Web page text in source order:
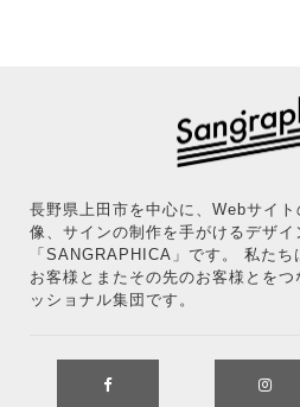
長野県上田市を中心に、Webサイ
像、サインの制作を手がけるデザイ
「SANGRAPHICA」です。 私たち
お客様とまたその先のお客様とを
ッショナル集団です。